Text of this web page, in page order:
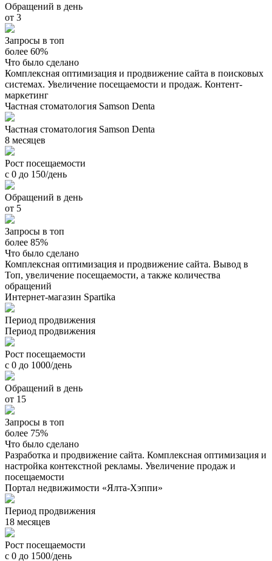
Обращений в день
от 3
Запросы в топ
более 60%
Что было сделано
Комплексная оптимизация и продвижение сайта в поисковых
системах. Увеличение посещаемости и продаж. Контент-
маркетинг
Частная стоматология Samson Denta
Частная стоматология Samson Denta
8 месяцев
Рост посещаемости
с 0 до 150/день
Обращений в день
от 5
Запросы в топ
более 85%
Что было сделано
Комплексная оптимизация и продвижение сайта. Вывод в
Топ, увеличение посещаемости, а также количества
обращений
Интернет-магазин Spartika
Период продвижения
Период продвижения
Рост посещаемости
с 0 до 1000/день
Обращений в день
от 15
Запросы в топ
более 75%
Что было сделано
Разработка и продвижение сайта. Комплексная оптимизация и
настройка контекстной рекламы. Увеличение продаж и
посещаемости
Портал недвижимости «Ялта-Хэппи»
Период продвижения
18 месяцев
Рост посещаемости
с 0 до 1500/день